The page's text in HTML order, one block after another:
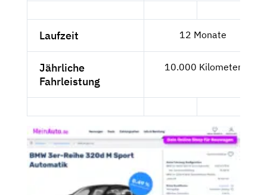
Laufzeit 12 Monate
Jährliche
Fahrleistung
10.000 Kilometer